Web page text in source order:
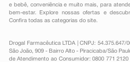
e bebê, conveniênciae muito mais, para
bem-estar. Explore nossas ofertas e
Confira todas as categorias do site.
Drogal Farmacêutica LTDA | CNPJ: 54.375.647/
São João, 909 - Bairro Alto - Piracicaba/São
de Atendimento ao Consumidor: 0800 771